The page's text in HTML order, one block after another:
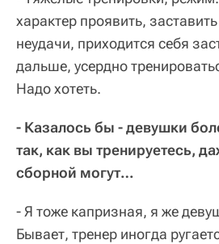
характер проявить,
неудачи, приходится себя
дальше, усердно
Надо хотеть.
- Казалось бы - девушки
так, как вы тренируетесь,
сборной могут…
- Я тоже капризная, я же
Бывает, тренер иногда